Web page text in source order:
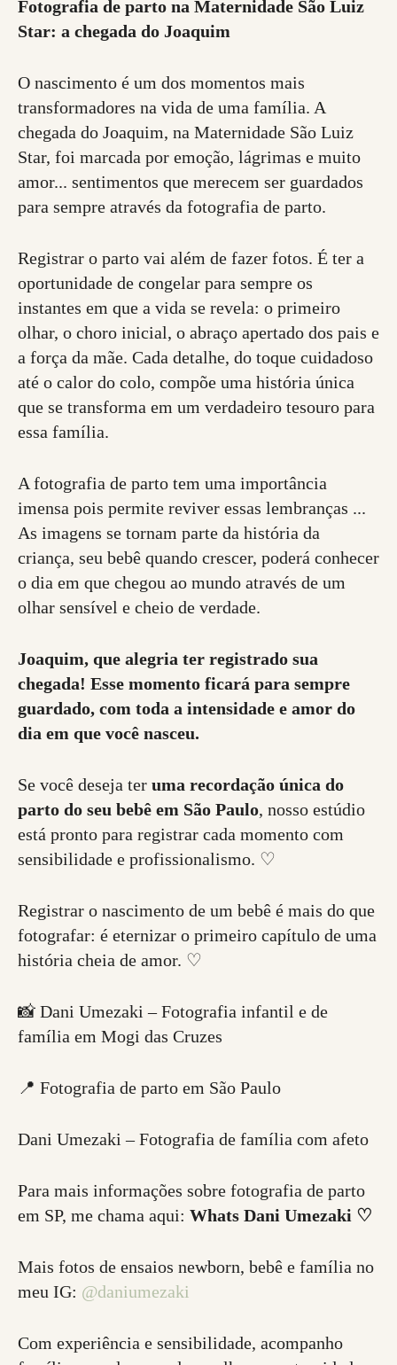
Fotografia de parto na Maternidade São Luiz
Star: a chegada do Joaquim
O nascimento é um dos momentos mais
transformadores na vida de uma família. A
chegada do Joaquim, na Maternidade São Luiz
Star, foi marcada por emoção, lágrimas e muito
amor... sentimentos que merecem ser guardados
para sempre através da fotografia de parto.
Registrar o parto vai além de fazer fotos. É ter a
oportunidade de congelar para sempre os
instantes em que a vida se revela: o primeiro
olhar, o choro inicial, o abraço apertado dos pais e
a força da mãe. Cada detalhe, do toque cuidadoso
até o calor do colo, compõe uma história única
que se transforma em um verdadeiro tesouro para
essa família.
A fotografia de parto tem uma importância
imensa pois permite reviver essas lembranças ...
As imagens se tornam parte da história da
criança, seu bebê quando crescer, poderá conhecer
o dia em que chegou ao mundo através de um
olhar sensível e cheio de verdade.
Joaquim, que alegria ter registrado sua
chegada! Esse momento ficará para sempre
guardado, com toda a intensidade e amor do
dia em que você nasceu.
Se você deseja ter uma recordação única do
parto do seu bebê em São Paulo, nosso estúdio
está pronto para registrar cada momento com
sensibilidade e profissionalismo. ♡
Registrar o nascimento de um bebê é mais do que
fotografar: é eternizar o primeiro capítulo de uma
história cheia de amor. ♡
📸 Dani Umezaki – Fotografia infantil e de
família em Mogi das Cruzes
📍 Fotografia de parto em São Paulo
Dani Umezaki – Fotografia de família com afeto
Para mais informações sobre fotografia de parto
em SP, me chama aqui: Whats Dani Umezaki ♡
Mais fotos de ensaios newborn, bebê e família no
meu IG: @daniumezaki
Com experiência e sensibilidade, acompanho